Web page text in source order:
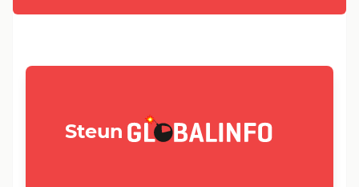
Steun GLOBALINFO.nl